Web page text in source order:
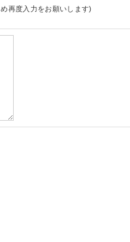
再度入力をお願いします)